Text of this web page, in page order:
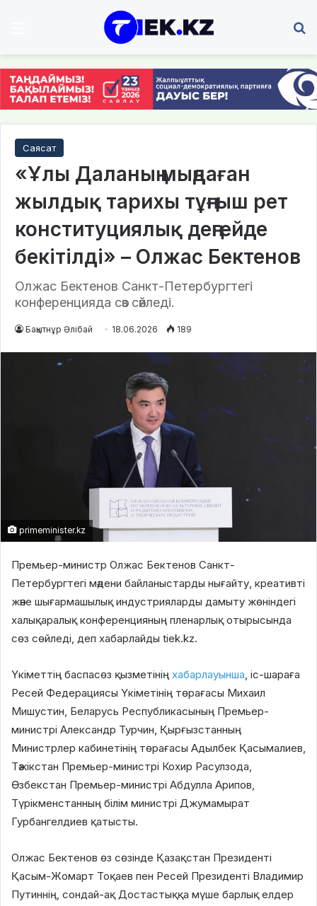
Саясат
«Ұлы Даланың мыңдаған
жылдық тарихы тұңғыш рет
конституциялық деңгейде
бекітілді» – Олжас Бектенов
Олжас Бектенов Санкт-Петербургтегі
конференцияда сөз сөйледі.
Бақытнұр Әлібай 18.06.2026 189
primeminister.kz
Премьер-министр Олжас Бектенов Санкт-
Петербургтегі мәдени байланыстарды нығайту, креативті
және шығармашылық индустрияларды дамыту жөніндегі
халықаралық конференцияның пленарлық отырысында
сөз сөйледі, деп хабарлайды tiek.kz.
Үкіметтің баспасөз қызметінің хабарлауынша, іс-шараға
Ресей Федерациясы Үкіметінің төрағасы Михаил
Мишустин, Беларусь Республикасының Премьер-
министрі Александр Турчин, Қырғызстанның
Министрлер кабинетінің төрағасы Адылбек Қасымалиев,
Тәжікстан Премьер-министрі Кохир Расулзода,
Өзбекстан Премьер-министрі Абдулла Арипов,
Түрікменстанның білім министрі Джумамырат
Гурбангелдиев қатысты.
Олжас Бектенов өз сөзінде Қазақстан Президенті
Қасым-Жомарт Тоқаев пен Ресей Президенті Владимир
Путиннің, сондай-ақ Достастыққа мүше барлық елдер